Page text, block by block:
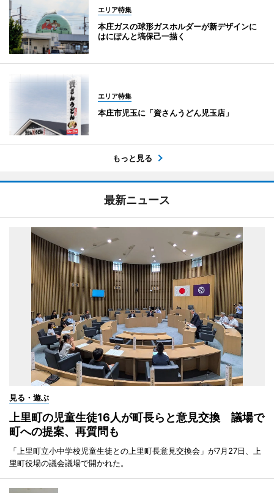
エリア特集
本庄ガスの球形ガスホルダーが新デザインに
はにぽんと塙保己一描く
エリア特集
本庄市児玉に「資さんうどん児玉店」
もっと見る
最新ニュース
見る・遊ぶ
上里町の児童生徒16人が町長らと意見交換 議場で
町への提案、再質問も
「上里町立小中学校児童生徒との上里町長意見交換会」が7月27日、上
里町役場の議会議場で開かれた。